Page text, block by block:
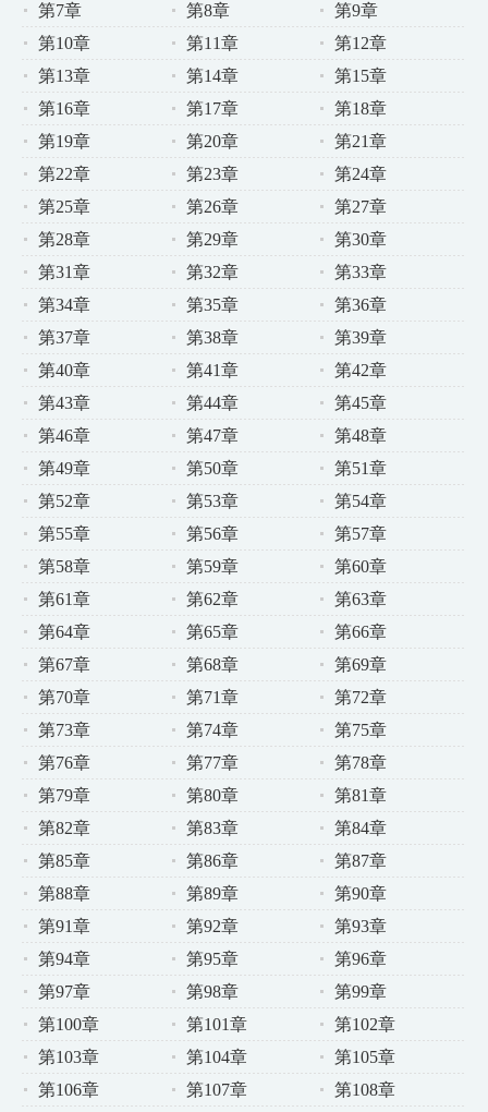
第7章
第8章
第9章
第10章
第11章
第12章
第13章
第14章
第15章
第16章
第17章
第18章
第19章
第20章
第21章
第22章
第23章
第24章
第25章
第26章
第27章
第28章
第29章
第30章
第31章
第32章
第33章
第34章
第35章
第36章
第37章
第38章
第39章
第40章
第41章
第42章
第43章
第44章
第45章
第46章
第47章
第48章
第49章
第50章
第51章
第52章
第53章
第54章
第55章
第56章
第57章
第58章
第59章
第60章
第61章
第62章
第63章
第64章
第65章
第66章
第67章
第68章
第69章
第70章
第71章
第72章
第73章
第74章
第75章
第76章
第77章
第78章
第79章
第80章
第81章
第82章
第83章
第84章
第85章
第86章
第87章
第88章
第89章
第90章
第91章
第92章
第93章
第94章
第95章
第96章
第97章
第98章
第99章
第100章
第101章
第102章
第103章
第104章
第105章
第106章
第107章
第108章